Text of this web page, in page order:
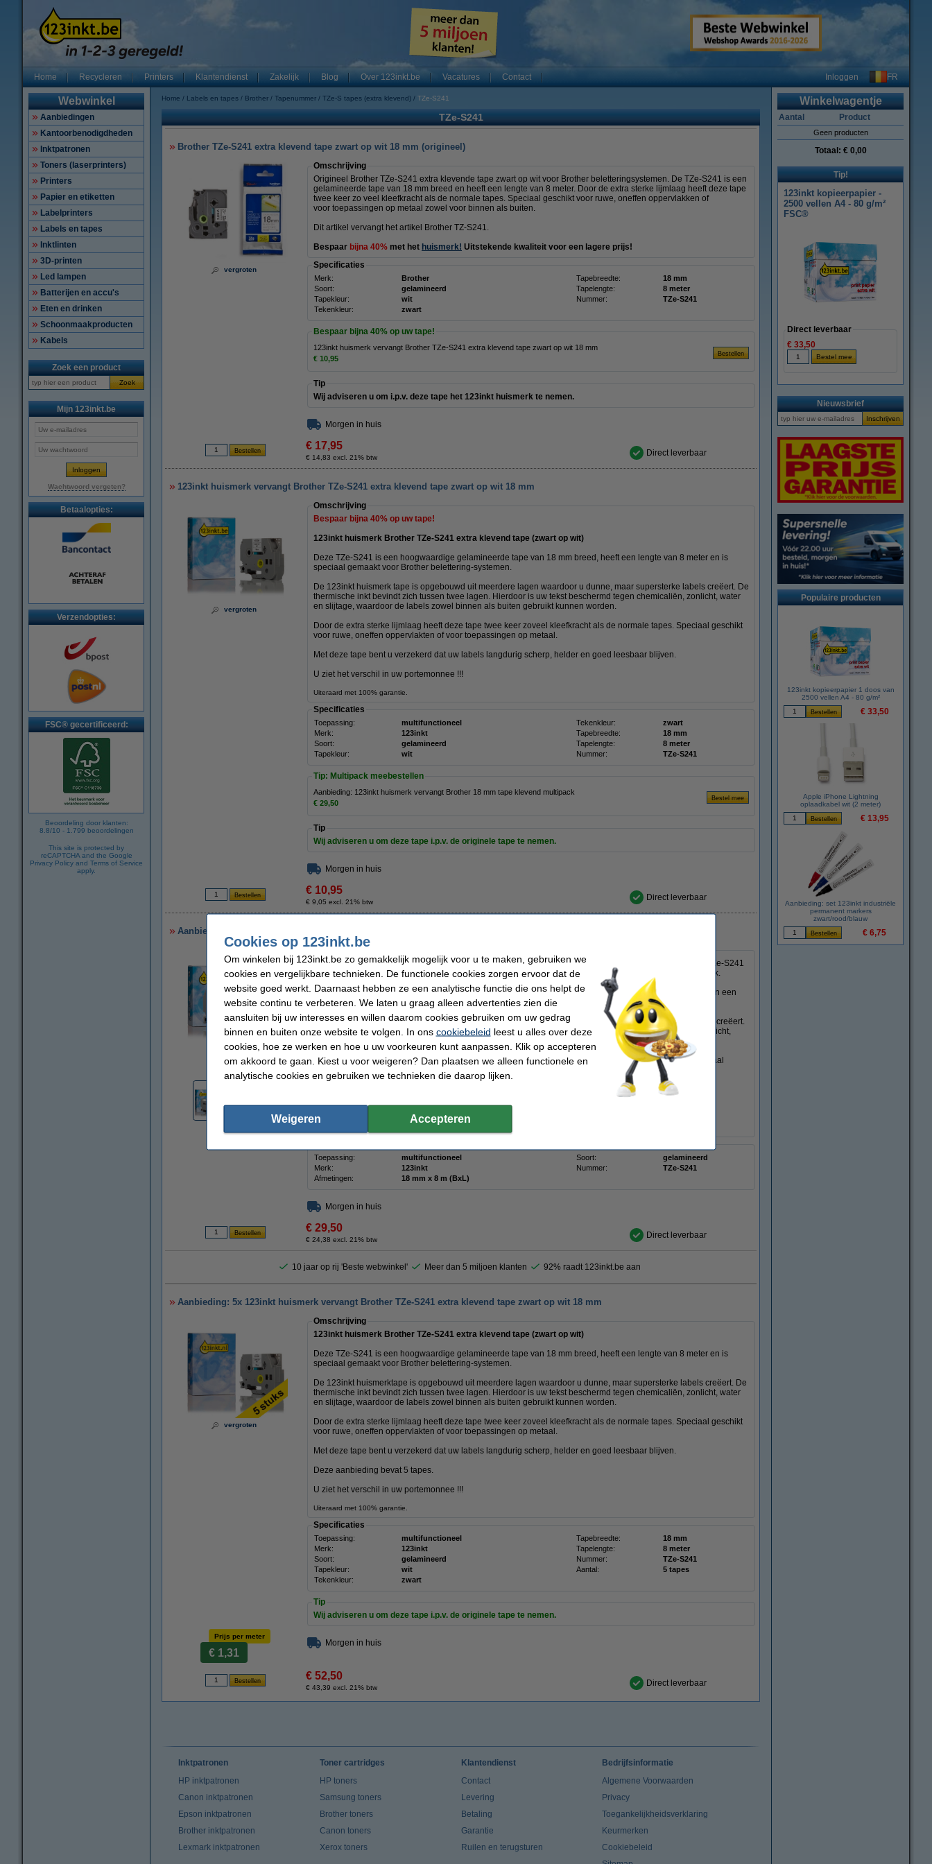
Home Recycleren Printers Klantendienst Zakelijk Blog Over 123inkt.be Vacatures Contact Inloggen FR
Webwinkel
Aanbiedingen
Kantoorbenodigdheden
Inktpatronen
Toners (laserprinters)
Printers
Papier en etiketten
Labelprinters
Labels en tapes
Inktlinten
3D-printen
Led lampen
Batterijen en accu's
Eten en drinken
Schoonmaakproducten
Kabels
Zoek een product
Zoek
Mijn 123inkt.be
Wachtwoord vergeten?
Betaalopties:
Verzendopties:
FSC® gecertificeerd:
Beoordeling door klanten:
8.8/10 - 1.799 beoordelingen
This site is protected by
reCAPTCHA and the Google
Privacy Policy and Terms of Service
apply.
Home Labels en tapes Brother Tapenummer TZe-S tapes (extra klevend) TZe-S241
TZe-S241
Brother TZe-S241 extra klevend tape zwart op wit 18 mm (origineel)
vergroten
Omschrijving
Origineel Brother TZe-S241 extra klevende tape zwart op wit voor Brother beletteringsystemen. De TZe-S241 is een
gelamineerde tape van 18 mm breed en heeft een lengte van 8 meter. Door de extra sterke lijmlaag heeft deze tape
twee keer zo veel kleefkracht als de normale tapes. Speciaal geschikt voor ruwe, oneffen oppervlakken of
voor toepassingen op metaal zowel voor binnen als buiten.
Dit artikel vervangt het artikel Brother TZ-S241.
Bespaar bijna 40% met het huismerk! Uitstekende kwaliteit voor een lagere prijs!
Specificaties
Merk: Brother Tapebreedte:
18 mm
Soort:
gelamineerd Tapelengte:
8 meter
Tapekleur:
wit Nummer:
TZe-S241
Tekenkleur:
zwart
Bespaar bijna 40% op uw tape!
123inkt huismerk vervangt Brother TZe-S241 extra klevend tape zwart op wit 18 mm
€ 10,95
Tip
Wij adviseren u om i.p.v. deze tape het 123inkt huismerk te nemen.
Morgen in huis
€ 17,95
€ 14,83 excl. 21% btw Direct leverbaar
123inkt huismerk vervangt Brother TZe-S241 extra klevend tape zwart op wit 18 mm
vergroten
Omschrijving
Bespaar bijna 40% op uw tape!
123inkt huismerk Brother TZe-S241 extra klevend tape (zwart op wit)
Deze TZe-S241 is een hoogwaardige gelamineerde tape van 18 mm breed, heeft een lengte van 8 meter en is
speciaal gemaakt voor Brother belettering-systemen.
De 123inkt huismerk tape is opgebouwd uit meerdere lagen waardoor u dunne, maar supersterke labels creëert. De
thermische inkt bevindt zich tussen twee lagen. Hierdoor is uw tekst beschermd tegen chemicaliën, zonlicht, water
en slijtage, waardoor de labels zowel binnen als buiten gebruikt kunnen worden.
Door de extra sterke lijmlaag heeft deze tape twee keer zoveel kleefkracht als de normale tapes. Speciaal geschikt
voor ruwe, oneffen oppervlakten of voor toepassingen op metaal.
Met deze tape bent u verzekerd dat uw labels langdurig scherp, helder en goed leesbaar blijven.
U ziet het verschil in uw portemonnee !!!
Uiteraard met 100% garantie.
Specificaties
Toepassing: multifunctioneel Tekenkleur:
zwart
Merk:
123inkt Tapebreedte:
18 mm
Soort:
gelamineerd Tapelengte:
8 meter
Tapekleur:
wit Nummer: TZe-S241
Tip: Multipack meebestellen
Aanbieding: 123inkt huismerk vervangt Brother 18 mm tape klevend multipack
€ 29,50
Tip
Wij adviseren u om deze tape i.p.v. de originele tape te nemen.
Morgen in huis
€ 10,95
€ 9,05 excl. 21% btw Direct leverbaar
Aanbieding: 123inkt huismerk vervangt Brother 18 mm tape klevend multipack
Profiteer van deze aanbieding en haal een complete set met extra klevende tapes in huis. U ontvangt de TZe-S241
(zwart op wit), TZe-S641 (zwart op geel) en TZe-S141 (zwart op transparant) tapes van het 123inkt huismerk.
De TZe-S241, TZe-S641 en TZe-S141 zijn hoogwaardige gelamineerde tapes van 18 mm breed. Ze hebben een
lengte van 8 meter en zijn speciaal gemaakt voor Brother beletteringsystemen.
De 123inkt huismerktapes zijn opgebouwd uit meerdere lagen waardoor u dunne, maar supersterke labels creëert.
De thermische inkt bevindt zich tussen twee lagen. Hierdoor is uw tekst beschermd tegen chemicaliën, zonlicht,
water en slijtage, waardoor de labels zowel binnen als buiten gebruikt kunnen worden.
Door de extra sterke lijmlaag hebben deze tapes twee keer zoveel kleefkracht als de normale tapes. Speciaal
geschikt voor ruwe, oneffen oppervlakten of voor toepassingen op metaal.
Met deze tapes bent u verzekerd dat uw labels langdurig scherp, helder en goed leesbaar blijven.
U ziet het verschil in uw portemonnee !!!
Toepassing: multifunctioneel Soort:
gelamineerd
Merk:
123inkt Nummer:
TZe-S241
Afmetingen:
18 mm x 8 m (BxL)
Morgen in huis
€ 29,50
€ 24,38 excl. 21% btw Direct leverbaar
10 jaar op rij 'Beste webwinkel' Meer dan 5 miljoen klanten 92% raadt 123inkt.be aan
Aanbieding: 5x 123inkt huismerk vervangt Brother TZe-S241 extra klevend tape zwart op wit 18 mm
vergroten
Omschrijving
123inkt huismerk Brother TZe-S241 extra klevend tape (zwart op wit)
Deze TZe-S241 is een hoogwaardige gelamineerde tape van 18 mm breed, heeft een lengte van 8 meter en is
speciaal gemaakt voor Brother belettering-systemen.
De 123inkt huismerktape is opgebouwd uit meerdere lagen waardoor u dunne, maar supersterke labels creëert. De
thermische inkt bevindt zich tussen twee lagen. Hierdoor is uw tekst beschermd tegen chemicaliën, zonlicht, water
en slijtage, waardoor de labels zowel binnen als buiten gebruikt kunnen worden.
Door de extra sterke lijmlaag heeft deze tape twee keer zoveel kleefkracht als de normale tapes. Speciaal geschikt
voor ruwe, oneffen oppervlakten of voor toepassingen op metaal.
Met deze tape bent u verzekerd dat uw labels langdurig scherp, helder en goed leesbaar blijven.
Deze aanbieding bevat 5 tapes.
U ziet het verschil in uw portemonnee !!!
Uiteraard met 100% garantie.
Specificaties
Toepassing: multifunctioneel Tapebreedte:
18 mm
Merk:
123inkt Tapelengte:
8 meter
Soort:
gelamineerd Nummer:
TZe-S241
Tapekleur:
wit Aantal:
5 tapes
Tekenkleur:
zwart
Tip
Wij adviseren u om deze tape i.p.v. de originele tape te nemen.
Prijs per meter
€ 1,31
Morgen in huis
€ 52,50
€ 43,39 excl. 21% btw Direct leverbaar
Winkelwagentje
Aantal Product
Geen producten
Totaal: € 0,00
Tip!
123inkt kopieerpapier -
2500 vellen A4 - 80 g/m²
FSC®
Direct leverbaar
€ 33,50
Nieuwsbrief
Populaire producten
123inkt kopieerpapier 1 doos van
2500 vellen A4 - 80 g/m²
€ 33,50
Apple iPhone Lightning
oplaadkabel wit (2 meter)
€ 13,95
Aanbieding: set 123inkt industriële
permanent markers
zwart/rood/blauw
€ 6,75
Inktpatronen
HP inktpatronen
Canon inktpatronen
Epson inktpatronen
Brother inktpatronen
Lexmark inktpatronen
Toner cartridges
HP toners
Samsung toners
Brother toners
Canon toners
Xerox toners
Klantendienst
Contact
Levering
Betaling
Garantie
Ruilen en terugsturen
Bedrijfsinformatie
Algemene Voorwaarden
Privacy
Toegankelijkheidsverklaring
Keurmerken
Cookiebeleid
Cookies op 123inkt.be
Om winkelen bij 123inkt.be zo gemakkelijk mogelijk voor u te maken, gebruiken we
cookies en vergelijkbare technieken. De functionele cookies zorgen ervoor dat de
website goed werkt. Daarnaast hebben ze een analytische functie die ons helpt de
website continu te verbeteren. We laten u graag alleen advertenties zien die
aansluiten bij uw interesses en willen daarom cookies gebruiken om uw gedrag
binnen en buiten onze website te volgen. In ons cookiebeleid leest u alles over deze
cookies, hoe ze werken en hoe u uw voorkeuren kunt aanpassen. Klik op accepteren
om akkoord te gaan. Kiest u voor weigeren? Dan plaatsen we alleen functionele en
analytische cookies en gebruiken we technieken die daarop lijken.
Weigeren Accepteren